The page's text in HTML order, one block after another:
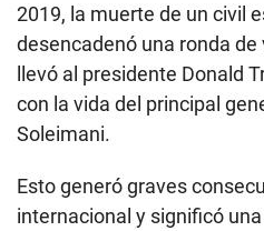
2019, la muerte de un civil
desencadenó una ronda
llevó al presidente Donald
con la vida del principal
Soleimani.
Esto generó graves
internacional y significó